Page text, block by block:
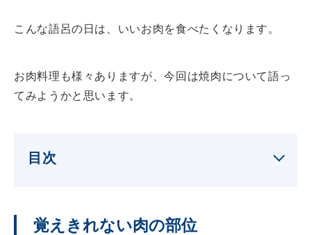
こんな語呂の日は、いいお肉を食べたくなります。
お肉料理も様々ありますが、今回は焼肉について語っ
てみようかと思います。
目次
覚えきれない肉の部位